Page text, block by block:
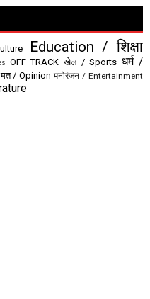
Education / शिक्षा
OFF TRACK खेल / Sports धर्म /
मत / Opinion मनोरंजन / Entertainment